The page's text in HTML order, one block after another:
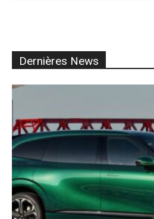
Dernières News